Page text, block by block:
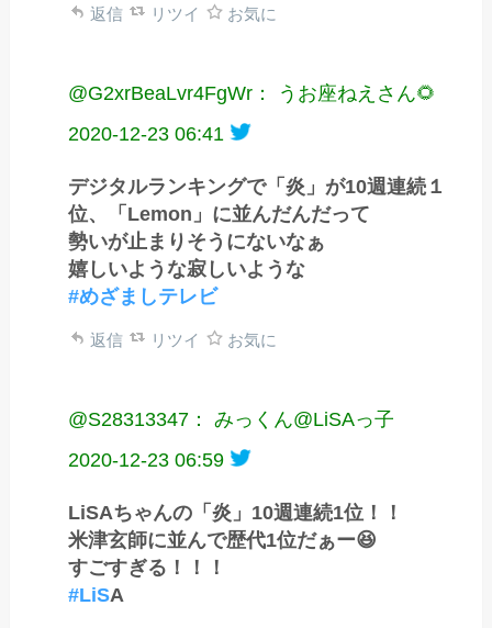
返信 リツイ お気に
@G2xrBeaLvr4FgWr： うお座ねえさん🌻
2020-12-23 06:41
デジタルランキングで「炎」が10週連続１
位、「Lemon」に並んだんだって
勢いが止まりそうにないなぁ
嬉しいような寂しいような
#めざましテレビ
返信 リツイ お気に
@S28313347： みっくん@LiSAっ子
2020-12-23 06:59
LiSAちゃんの「炎」10週連続1位！！
米津玄師に並んで歴代1位だぁー😆
すごすぎる！！！
#LiSA